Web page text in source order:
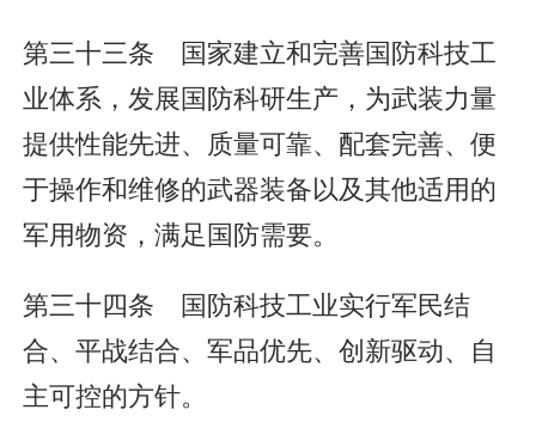
第三十三条 国家建立和完善国防科技工
业体系，发展国防科研生产，为武装力量
提供性能先进、质量可靠、配套完善、便
于操作和维修的武器装备以及其他适用的
军用物资，满足国防需要。
第三十四条 国防科技工业实行军民结
合、平战结合、军品优先、创新驱动、自
主可控的方针。